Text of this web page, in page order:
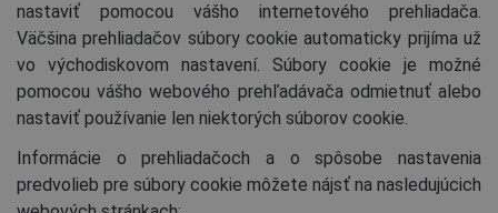
nastaviť pomocou vášho internetového prehliadača.
Väčšina prehliadačov súbory cookie automaticky prijíma už
vo východiskovom nastavení. Súbory cookie je možné
pomocou vášho webového prehľadávača odmietnuť alebo
nastaviť používanie len niektorých súborov cookie.
Informácie o prehliadačoch a o spôsobe nastavenia
predvolieb pre súbory cookie môžete nájsť na nasledujúcich